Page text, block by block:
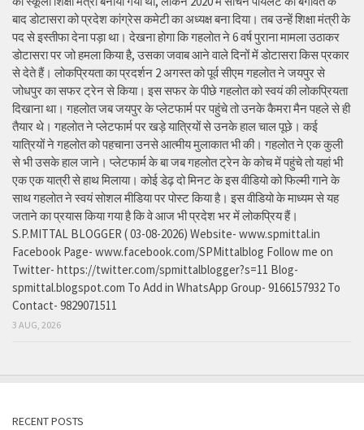
बाद डोटासरा को प्रदेश कांग्रेस कमेटी का अध्यक्ष बना दिया। तब उन्हें शिक्षा मंत्री के
पद से इस्तीफा देना पड़ा था। देखना होगा कि गहलोत ने 6 वर्ष पुराना मामला उठाकर
डोटासरा पर जो हमला किया है, उसका जवाब आने वाले दिनों में डोटासरा किस प्रकार
से देते हैं। लोकप्रियता का प्रदर्शन 2 अगस्त को पूर्व सीएम गहलोत ने जयपुर से
जोधपुर का सफर ट्रेन से किया। इस सफर के पीछे गहलोत को स्वयं की लोकप्रियता
दिखाना था। गहलोत जब जयपुर के प्लेटफार्म पर पहुंचे तो उनके कैमरा मैन पहले से ही
तैयार थे। गहलोत ने प्लेटफार्म पर खड़े यात्रियों से उनके हाल चाल पूछे। कई
यात्रियों ने गहलोत को पहचाना उनसे आत्मीय मुलाकात भी की। गहलोत ने एक कुली
से भी उसके हाल जाने। प्लेटफार्म के बा जब गहलोत ट्रेन के कोच में पहुंचे तो यहां भी
एक एक यात्री से हाथ मिलाया। कोई डेढ़ दो मिनट के इस वीडियो को फिल्मी गाने के
साथ गहलोत ने स्वयं सोशल मीडिया पर पोस्ट किया है। इस वीडियो के माध्यम से यह
जताने का प्रयास किया गया है कि वे आज भी प्रदेश भर में लोकप्रिय हैं।
S.P.MITTAL BLOGGER ( 03-08-2026) Website- www.spmittal.in
Facebook Page- www.facebook.com/SPMittalblog Follow me on
Twitter- https://twitter.com/spmittalblogger?s=11 Blog-
spmittal.blogspot.com To Add in WhatsApp Group- 9166157932 To
Contact- 9829071511
3 AUG, 2026
RECENT POSTS